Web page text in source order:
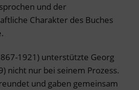
und der
Charakter des Buches
1921) unterstützte Georg
nicht nur bei seinem Prozess.
und gaben gemeinsam